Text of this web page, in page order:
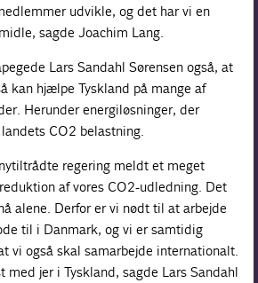
udvikle, og det har vi en
sagde Joachim Lang.
Lars Sandahl Sørensen også, at
kan hjælpe Tyskland på mange af
Herunder energiløsninger, der
CO2 belastning.
regering meldt et meget
af vores CO2-udledning. Det
alene. Derfor er vi nødt til at arbejde
til i Danmark, og vi er samtidig
vi også skal samarbejde internationalt.
med jer i Tyskland, sagde Lars Sandahl